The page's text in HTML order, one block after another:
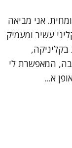
אני מביאה
עשיר ומעמיק
בקליניקה,
המאפשרת לי
א...